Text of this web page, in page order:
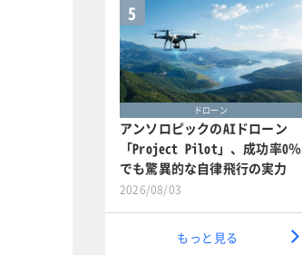
5
ドローン
アンソロピックのAIドローン
「Project Pilot」、成功率0％
でも驚異的な自律飛行の実力
2026/08/03
もっと見る